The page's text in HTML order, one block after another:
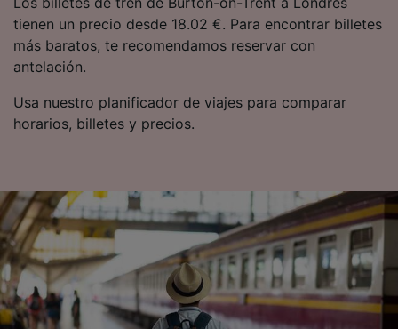
tienen un precio desde 18.02 €. Para encontrar billetes
más baratos, te recomendamos reservar con
antelación.
Usa nuestro planificador de viajes para comparar
horarios, billetes y precios.